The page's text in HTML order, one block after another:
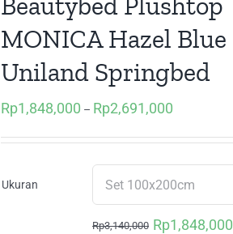
MONICA Hazel Blue
Uniland Springbed
Rp1,848,000 – Rp2,691,000
Ukuran
Rp3,140,000 Rp1,848,000